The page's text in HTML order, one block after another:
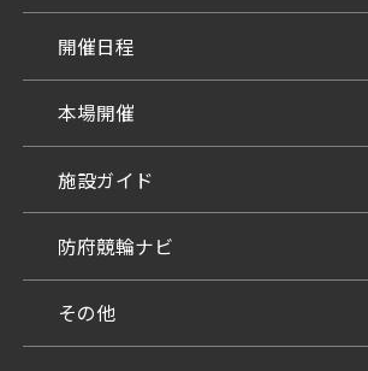
開催日程
本場開催
開催展望記事
パンフレット
出場予定選手
出走表
施設ガイド
施設紹介
有料席
KEIRINパーク
防府競輪ナビ
車券の購入方法
その他